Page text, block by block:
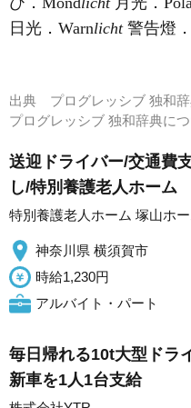
日光．Warnlicht警告燈
出典 プログレッシブ 独和
プログレッシブ 独和辞典に
送迎ドライバー/交通費
し/特別養護老人ホーム
特別養護老人ホーム 塚山ホー
神奈川県 横須賀市
時給1,230円
アルバイト・パート
毎日帰れる10t大型ドラ
新車を1人1台支給